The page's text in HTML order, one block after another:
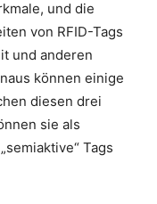
und die
von RFID-Tags
und anderen
können einige
diesen drei
sie als
Tags